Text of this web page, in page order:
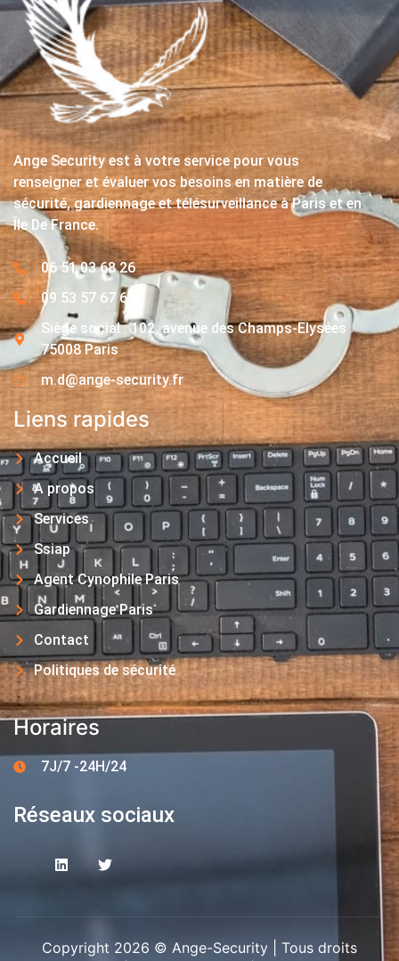
Ange Security est à votre service pour vous
renseigner et évaluer vos besoins en matière de
sécurité, gardiennage et télésurveillance à Paris et en
Île De France.
06 51 03 68 26
09 53 57 67 63
Siège social : 102, avenue des Champs-Elysées
75008 Paris
m.d@ange-security.fr
Liens rapides
Accueil
A propos
Services
Ssiap
Agent Cynophile Paris
Gardiennage Paris
Contact
Politiques de sécurité
Horaires
7J/7 -24H/24
Réseaux sociaux
Copyright 2026 © Ange-Security | Tous droits